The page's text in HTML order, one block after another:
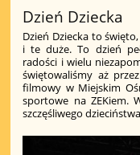
Dzień Dziecka
Dzień Dziecka to
i te duże. To dzień
radości i wielu
świętowaliśmy aż
filmowy w Miejskim
sportowe na ZEKiem.
szczęśliwego